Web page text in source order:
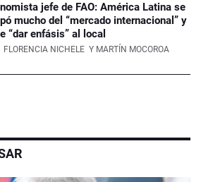
jefe de FAO: América Latina se
mucho del “mercado internacional” y
“dar enfásis” al local
FLORENCIA NICHELE Y MARTÍN MOCOROA